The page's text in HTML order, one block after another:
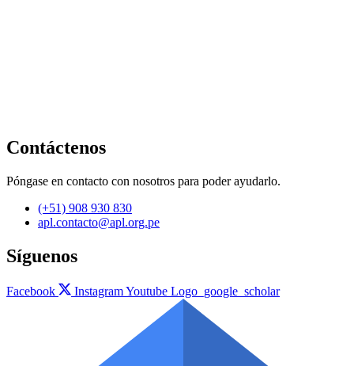
Contáctenos
Póngase en contacto con nosotros para poder ayudarlo.
(+51) 908 930 830
apl.contacto@apl.org.pe
Síguenos
Facebook InstagramYoutube Logo_google_scholar